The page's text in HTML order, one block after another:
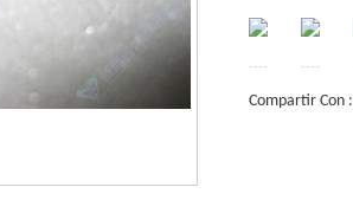
Compartir Con :